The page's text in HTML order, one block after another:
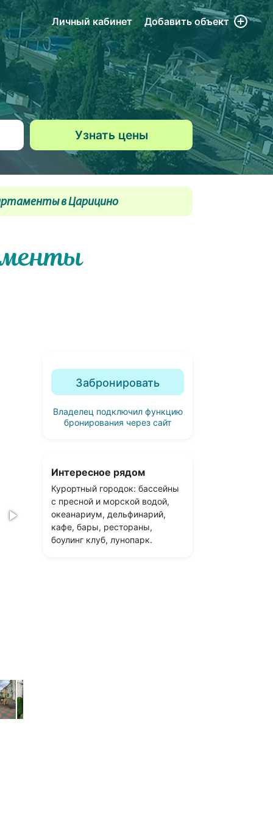
Личный кабинет Добавитьобъект
в Царицино
Забронировать
Владелец подключил функцию
бронирования через сайт
Интересное рядом
Курортный городок: бассейны
с пресной и морской водой,
океанариум, дельфинарий,
кафе, бары, рестораны,
боулинг клуб, лунопарк.